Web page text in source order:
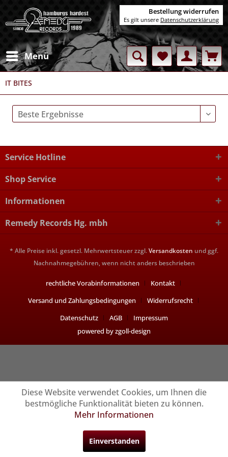
Menü
IT BITES
Service Hotline
Shop Service
Informationen
Remedy Records Hg. mbh
* Alle Preise inkl. gesetzl. Mehrwertsteuer zzgl.Versandkosten und ggf.
Nachnahmegebühren, wenn nicht anders beschrieben
rechtliche Vorabinformationen
Kontakt
Versand und Zahlungsbedingungen
Widerrufsrecht
Datenschutz
AGB
Impressum
powered by zgoll-design
Bestellung widerrufen
Es gilt unsere Datenschutzerklärung
Diese Website verwendet Cookies, um Ihnen die
bestmögliche Funktionalität bieten zu können.
Mehr Informationen
Einverstanden